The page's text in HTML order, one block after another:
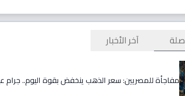
صلة آخر الأخبار
مفاجأة للمصريين: سعر الذهب ينخفض بقوة اليوم.. جرام عيار 21 ينخفض إلى 5800